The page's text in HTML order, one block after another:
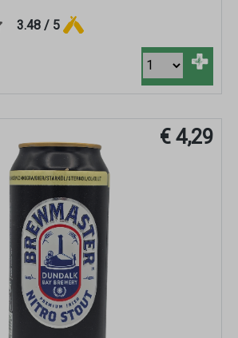
3.48 / 5
+
€ 4,29